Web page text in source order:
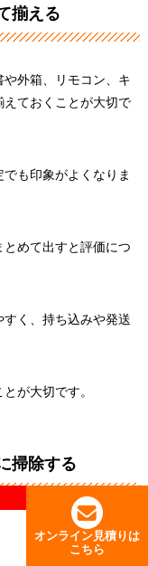
オンライン見積りは
こちら
揃える
外箱、リモコン、キ
ておくことが大切で
も印象がよくなりま
めて出すと評価につ
く、持ち込みや発送
が大切です。
掃除する
目の印象が整い、丁寧
ります。
オンライン見積りは
こちら